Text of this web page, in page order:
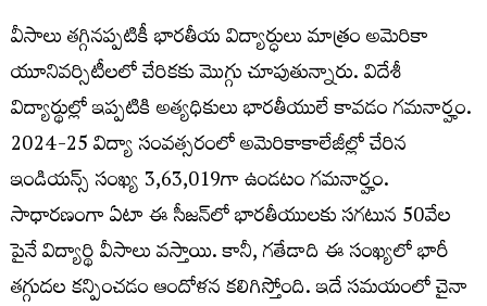
వీసాలు తగ్గినప్పటికీ భారతీయ విద్యార్ధులు మాత్రం అమెరికా
యూనివర్సిటీలలో చేరికకు మొగ్గు చూపుతున్నారు. విదేశీ
విద్యార్థుల్లో ఇప్పటికి అత్యధికులు భారతీయులే కావడం గమనార్హం.
2024-25 విద్యా సంవత్సరంలో అమెరికాకాలేజీల్లో చేరిన
ఇండియన్స్ సంఖ్య 3,63,019గా ఉండటం గమనార్హం.
సాధారణంగా ఏటా ఈ సీజన్‌లో భారతీయులకు సగటున 50వేల
పైనే విద్యార్థి వీసాలు వస్తాయి. కానీ, గతేడాది ఈ సంఖ్యలో భారీ
తగ్గుదల కన్పించడం ఆందోళన కలిగిస్తోంది. ఇదే సమయంలో చైనా